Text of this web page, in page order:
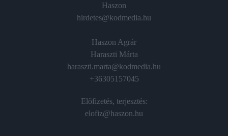
Haszon
hirdetes@kodmedia.hu
Haszon Agrár
Haraszti Márta
haraszti.marta@kodmedia.hu
+36305157045
Előfizetés, terjesztés:
elofiz@haszon.hu